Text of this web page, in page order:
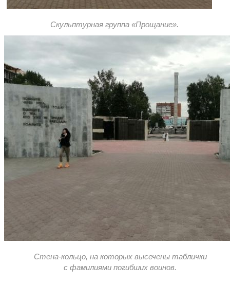
Скульптурная группа «Прощание».
Стена-кольцо, на которых высечены таблички
с фамилиями погибших воинов.